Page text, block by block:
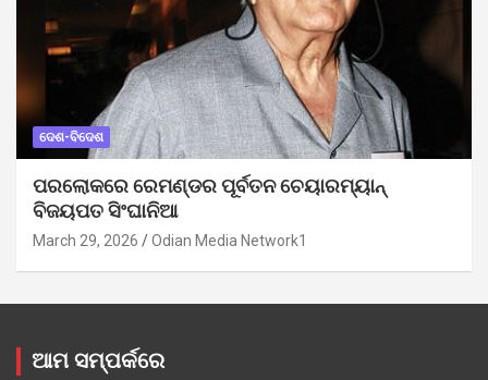
ଦେଶ-ବିଦେଶ
ପରଲୋକରେ ରେମଣ୍ଡର ପୂର୍ବତନ ଚେୟାରମ୍ୟାନ୍
ବିଜୟପତ ସିଂଘାନିଆ
March 29, 2026 Odian Media Network1
ଆମ ସମ୍ପର୍କରେ